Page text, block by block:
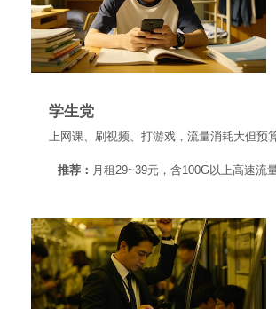
学生党
上网课、刷视频、打游戏，流量消耗大但预
推荐： 月租29~39元，含100G以上高速流